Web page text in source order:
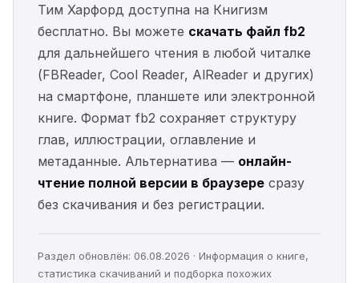
Тим Харфорд доступна на Книгизм
бесплатно. Вы можете скачать файл fb2
для дальнейшего чтения в любой читалке
(FBReader, Cool Reader, AlReader и других)
на смартфоне, планшете или электронной
книге. Формат fb2 сохраняет структуру
глав, иллюстрации, оглавление и
метаданные. Альтернатива — онлайн-
чтение полной версии в браузере сразу
без скачивания и без регистрации.
Раздел обновлён: 06.08.2026 · Информация о книге,
статистика скачиваний и подборка похожих